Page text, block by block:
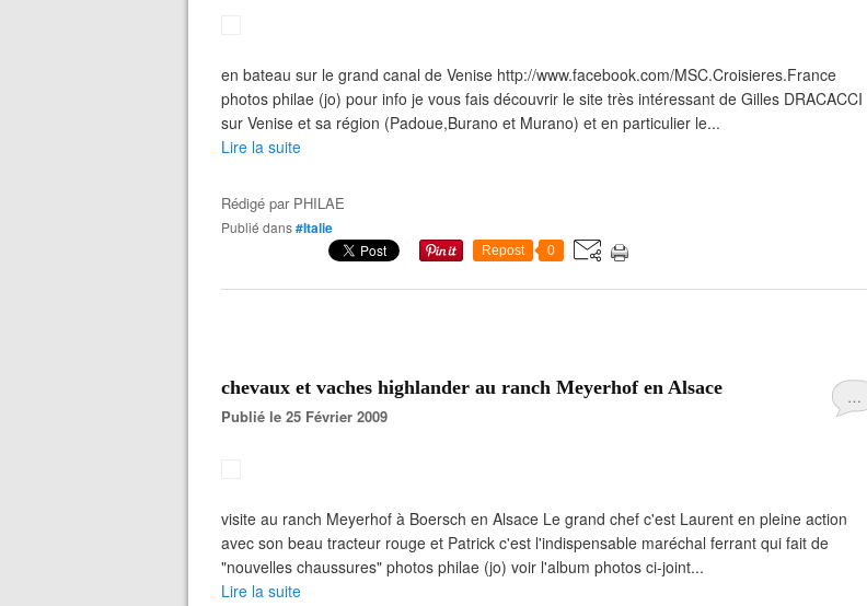
en bateau sur le grand canal de Venise http://www.facebook.com/MSC.Croisieres.France
photos philae (jo) pour info je vous fais découvrir le site très intéressant de Gilles DRACACCI
sur Venise et sa région (Padoue,Burano et Murano) et en particulier le...
Lire la suite
Rédigé par PHILAE
Publié dans#Italie
Repost 0
…
chevaux et vaches highlander au ranch Meyerhof en Alsace
Publié le 25 Février 2009
visite au ranch Meyerhof à Boersch en Alsace Le grand chef c'est Laurent en pleine action
avec son beau tracteur rouge et Patrick c'est l'indispensable maréchal ferrant qui fait de
"nouvelles chaussures" photos philae (jo) voir l'album photos ci-joint...
Lire la suite